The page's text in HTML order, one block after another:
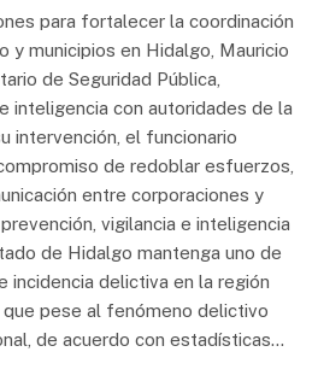
para fortalecer la coordinación
y municipios en Hidalgo, Mauricio
de Seguridad Pública,
inteligencia con autoridades de la
intervención, el funcionario
de redoblar esfuerzos,
entre corporaciones y
vigilancia e inteligencia
de Hidalgo mantenga uno de
incidencia delictiva en la región
pese al fenómeno delictivo
de acuerdo con estadísticas…